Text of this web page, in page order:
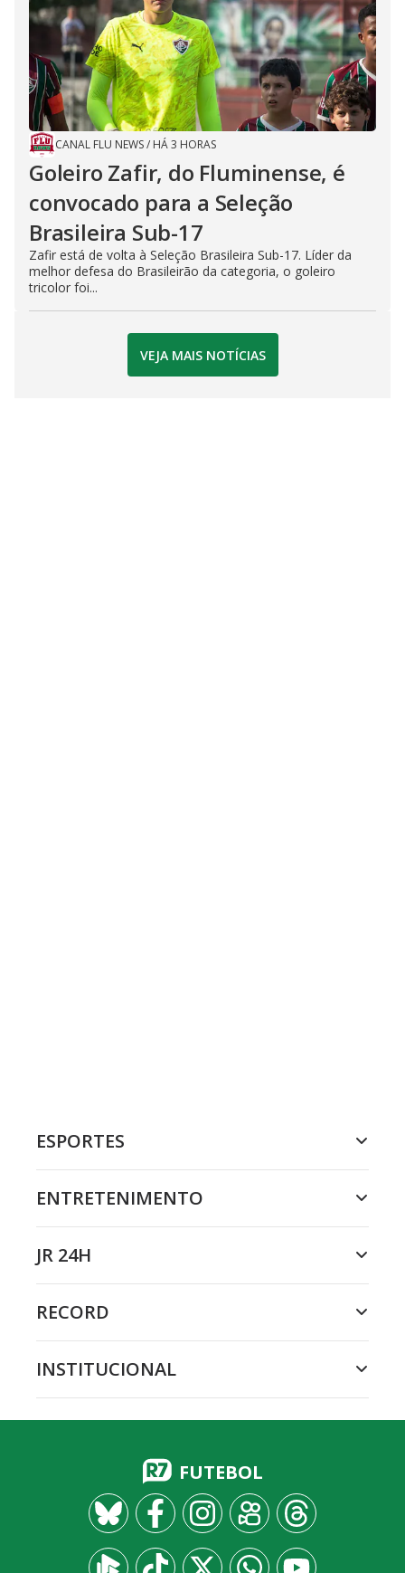
CANAL FLU NEWS/ HÁ 3 HORAS
Goleiro Zafir, do Fluminense, é
convocado para a Seleção
Brasileira Sub-17
Zafir está de volta à Seleção Brasileira Sub-17. Líder da
melhor defesa do Brasileirão da categoria, o goleiro
tricolor foi...
VEJA MAIS NOTÍCIAS
ESPORTES
ENTRETENIMENTO
JR 24H
RECORD
INSTITUCIONAL
FUTEBOL